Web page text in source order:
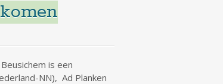
is een
NN), Ad Planken